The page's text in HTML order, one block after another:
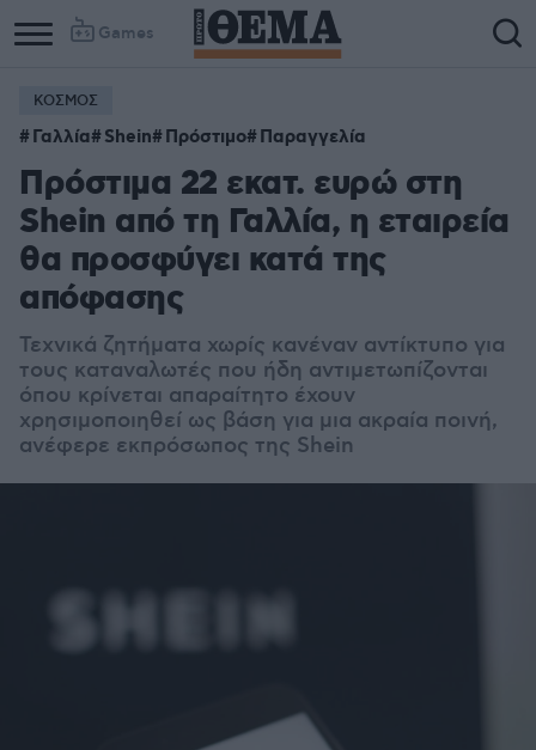
Games
ΚΟΣΜΟΣ
Γαλλία Shein Πρόστιμο Παραγγελία
Πρόστιμα 22 εκατ. ευρώ στη
Shein από τη Γαλλία, η εταιρεία
θα προσφύγει κατά της
απόφασης
Τεχνικά ζητήματα χωρίς κανέναν αντίκτυπο για
τους καταναλωτές που ήδη αντιμετωπίζονται
όπου κρίνεται απαραίτητο έχουν
χρησιμοποιηθεί ως βάση για μια ακραία ποινή,
ανέφερε εκπρόσωπος της Shein